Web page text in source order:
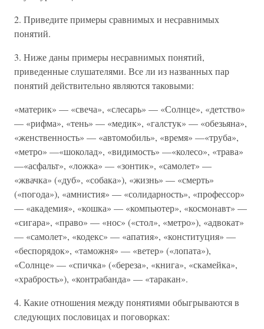
2. Приведите примеры сравнимых и несравнимых
понятий.
3. Ниже даны примеры несравнимых понятий,
приведенные слушателями. Все ли из названных пар
понятий действительно являются таковыми:
«материк» — «свеча», «слесарь» — «Солнце», «детство»
— «рифма», «тень» — «медик», «галстук» — «обезьяна»,
«женственность» — «автомобиль», «время» —«труба»,
«метро» —«шоколад», «видимость» —«колесо», «трава»
—«асфальт», «ложка» — «зонтик», «самолет» —
«жвачка» («дуб», «собака»), «жизнь» — «смерть»
(«погода»), «амнистия» — «солидарность», «профессор»
— «академия», «кошка» — «компьютер», «космонавт» —
«сигара», «право» — «нос» («стол», «метро»), «адвокат»
— «самолет», «кодекс» — «апатия», «конституция» —
«беспорядок», «таможня» — «ветер» («лопата»),
«Солнце» — «спичка» («береза», «книга», «скамейка»,
«храбрость»), «контрабанда» — «таракан».
4. Какие отношения между понятиями обыгрываются в
следующих пословицах и поговорках: